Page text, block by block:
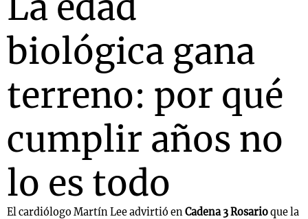
biológica gana
terreno: por qué
cumplir años no
lo es todo
El cardiólogo Martín Lee advirtió enCadena 3 Rosarioque la